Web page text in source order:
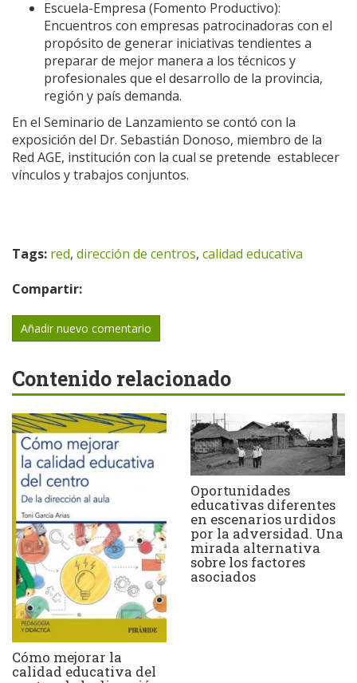
Escuela-Empresa (Fomento Productivo):
Encuentros con empresas patrocinadoras con el
propósito de generar iniciativas tendientes a
preparar de mejor manera a los técnicos y
profesionales que el desarrollo de la provincia,
región y país demanda.
En el Seminario de Lanzamiento se contó con la
exposición del Dr. Sebastián Donoso, miembro de la
Red AGE, institución con la cual se pretende establecer
vínculos y trabajos conjuntos.
Tags: red, dirección de centros, calidad educativa
Compartir:
Añadir nuevo comentario
Contenido relacionado
Cómo mejorar la
calidad educativa del
Oportunidades
educativas diferentes
en escenarios urdidos
por la adversidad. Una
mirada alternativa
sobre los factores
asociados